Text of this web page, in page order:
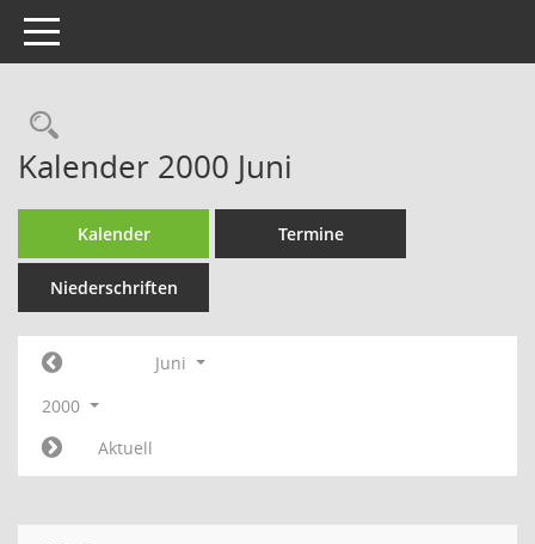
Toggle navigation
Rechercheauswahl
Kalender 2000 Juni
Kalender Termine
Niederschriften
Juni
2000
Aktuell